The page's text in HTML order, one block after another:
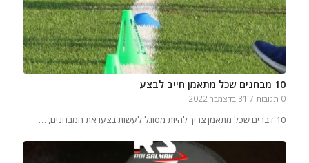
10 מבחנים שכל מתאמן חייב לבצע
0 תגובות / 31 בדצמבר 2022
10 דברים שכל מתאמן צריך להיות מסוגל לעשות בצעו את המבחנים, …